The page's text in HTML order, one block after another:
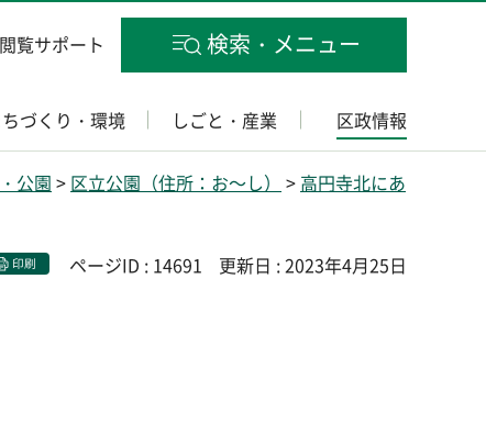
閲覧サポート 検索・メニュー
ちづくり・環境 しごと・産業 区政情報
公園 > 区立公園（住所：お～し） > 高円寺北にあ
印刷 ページID : 14691 更新日 : 2023年4月25日